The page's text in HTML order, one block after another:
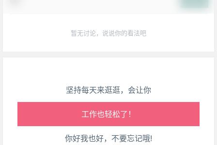
暂无讨论，说说你的看法吧
坚持每天来逛逛，会让你
心情也舒畅了！
腿也不痛了！
腰也不酸了！
工作也轻松了！
你好我也好，不要忘记哦!